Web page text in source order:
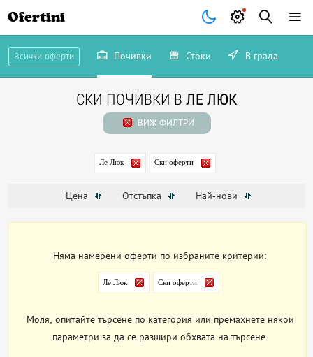
Ofertini
Всички оферти Почивки Стоки В града
СКИ ПОЧИВКИ В ЛЕ ЛЮК
ВИЖ ФИЛТРИ
Ле Люк Ски оферти
Цена Отстъпка Най-нови
Няма намерени оферти по избраните критерии:
Ле Люк Ски оферти
Моля, опитайте търсене по категория или премахнете някои
параметри за да се разшири обхвата на търсене.